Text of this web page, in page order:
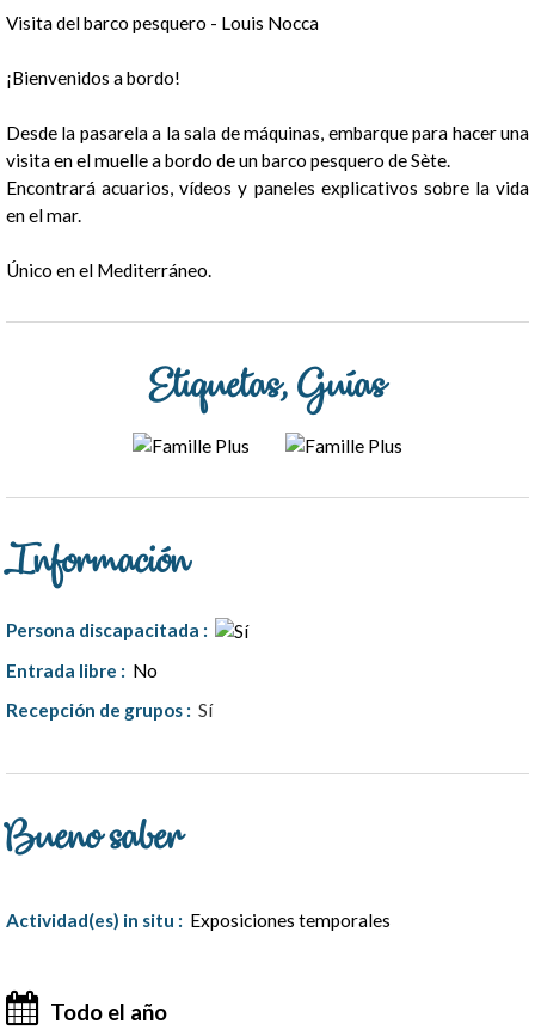
Presentación
Visita del barco pesquero - Louis Nocca
¡Bienvenidos a bordo!
Desde la pasarela a la sala de máquinas, embarque para hacer una
visita en el muelle a bordo de un barco pesquero de Sète.
Encontrará acuarios, vídeos y paneles explicativos sobre la vida
en el mar.
Único en el Mediterráneo.
Etiquetas, Guías
Información
Persona discapacitada :
Entrada libre : No
Recepción de grupos : Sí
Bueno saber
Actividad(es) in situ : Exposiciones temporales
Todo el año